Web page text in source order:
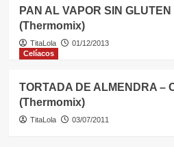
PAN AL VAPOR SIN
(Thermomix)
TitaLola
01/12/2013
Celíacos
TORTADA DE ALMENDRA –
(Thermomix)
TitaLola 03/07/2011